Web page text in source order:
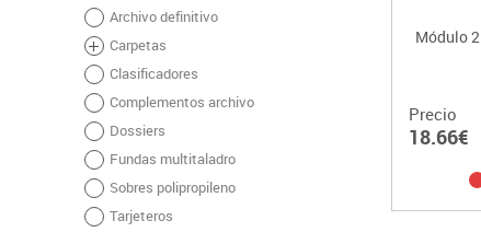
Archivo definitivo
Carpetas
Clasificadores
Complementos archivo
Dossiers
Fundas multitaladro
Sobres polipropileno
Tarjeteros
Módulo
Precio
18.66€